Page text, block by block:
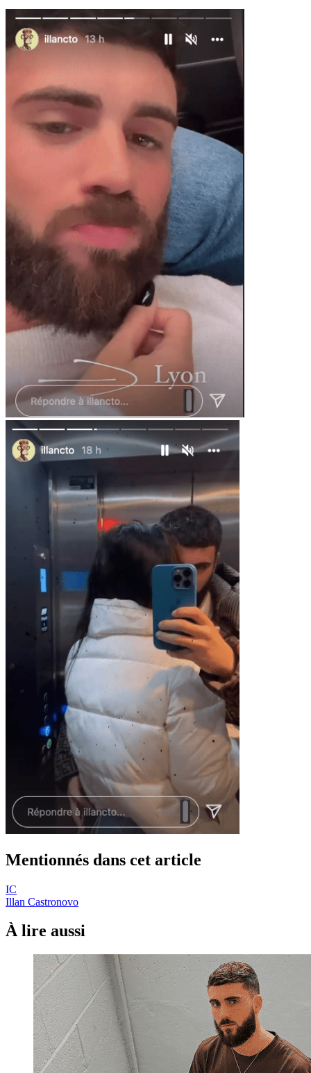
Mentionnés dans cet article
IC
Illan Castronovo
À lire aussi